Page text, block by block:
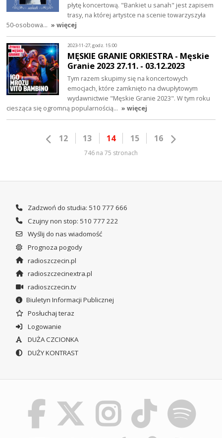
płytę koncertową. "Bankiet u sanah" jest zapisem
trasy, na której artystce na scenie towarzyszyła
50-osobowa… » więcej
2023-11-27, godz. 15:00
MĘSKIE GRANIE ORKIESTRA - Męskie
Granie 2023 27.11. - 03.12.2023
Tym razem skupimy się na koncertowych
emocjach, które zamknięto na dwupłytowym
wydawnictwie "Męskie Granie 2023". W tym roku
ciesząca się ogromną popularnością… » więcej
12 13 14 15 16
746 na 75 stronach
Zadzwoń do studia: 510 777 666
Czujny non stop: 510 777 222
Wyślij do nas wiadomość
Prognoza pogody
radioszczecin.pl
radioszczecinextra.pl
radioszczecin.tv
Biuletyn Informacji Publicznej
Posłuchaj teraz
Logowanie
DUŻA CZCIONKA
DUŻY KONTRAST